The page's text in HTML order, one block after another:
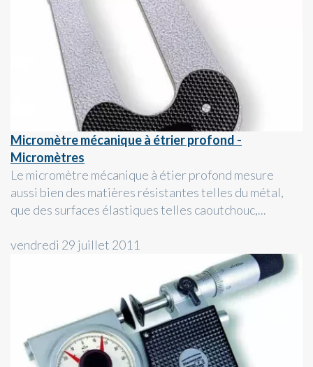
Micromètre mécanique à étrier profond -
Micromètres
Le micromètre mécanique à étier profond mesure
aussi bien des matières résistantes telles du métal,
que des surfaces élastiques telles caoutchouc,...
vendredi 29 juillet 2011